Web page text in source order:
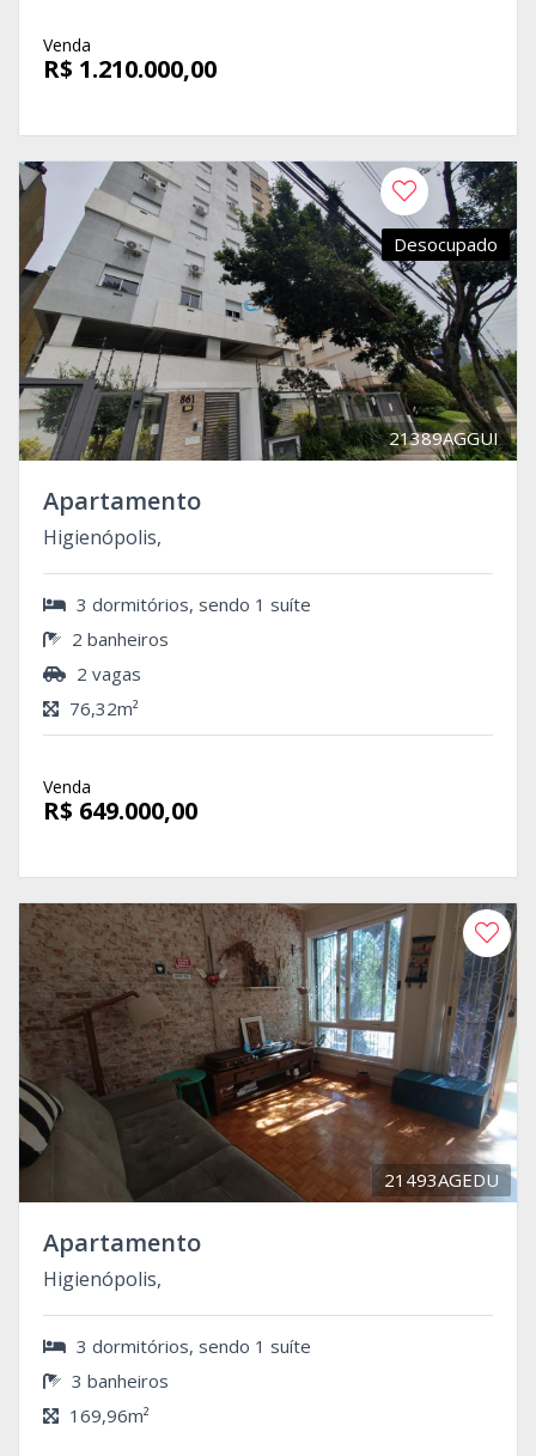
Venda
R$ 1.210.000,00
Desocupado
21389AGGUI
Apartamento
Higienópolis,
3 dormitórios, sendo 1 suíte
2 banheiros
2 vagas
76,32m²
Venda
R$ 649.000,00
21493AGEDU
Apartamento
Higienópolis,
3 dormitórios, sendo 1 suíte
3 banheiros
169,96m²